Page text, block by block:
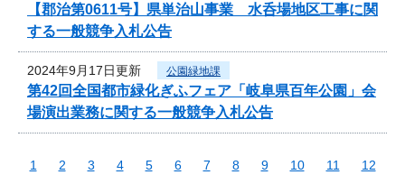
【郡治第0611号】県単治山事業 水呑場地区工事に関
する一般競争入札公告
2024年9月17日更新 公園緑地課
第42回全国都市緑化ぎふフェア「岐阜県百年公園」会
場演出業務に関する一般競争入札公告
1 2 3 4 5 6 7 8 9 10 11
12